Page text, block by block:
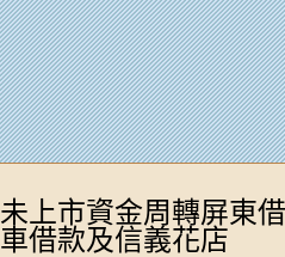
未上市資金周轉屏東
車借款及信義花店